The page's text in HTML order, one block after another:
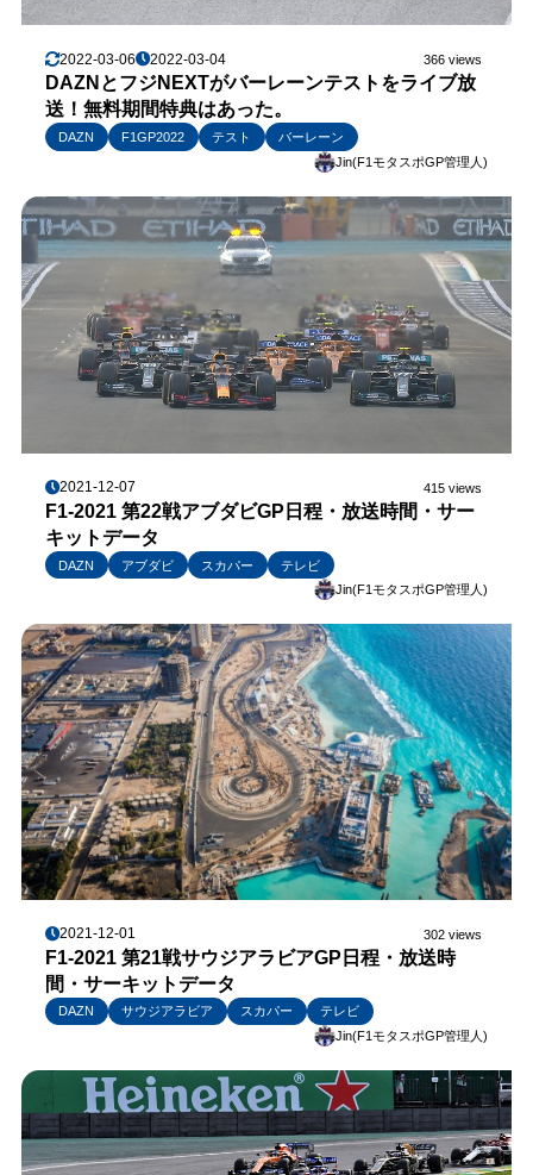
2022-03-06 2022-03-04 366 views
DAZNとフジNEXTがバーレーンテストをライブ放
送！無料期間特典はあった。
DAZN F1GP2022 テスト
バーレーン
Jin(F1モタスポGP管理人)
2021-12-07 415 views
F1-2021 第22戦アブダビGP日程・放送時間・サー
キットデータ
DAZN アブダビ スカパー
テレビ
Jin(F1モタスポGP管理人)
2021-12-01 302 views
F1-2021 第21戦サウジアラビアGP日程・放送時
間・サーキットデータ
DAZN サウジアラビア スカパー
テレビ
Jin(F1モタスポGP管理人)